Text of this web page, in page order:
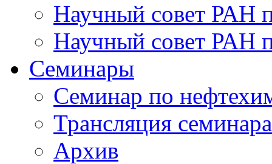
Научный совет РАН
Научный совет РАН
Семинары
Семинар по
Трансляция семинара
Архив